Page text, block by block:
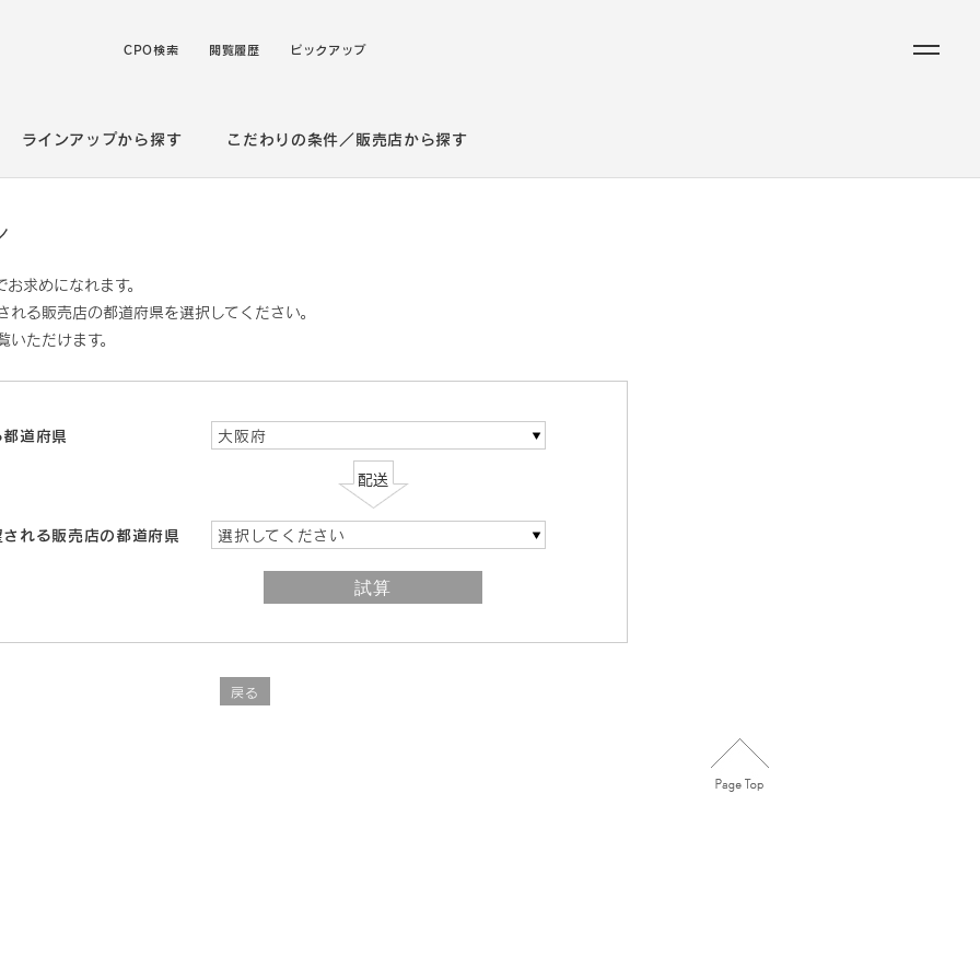
CPO検索 閲覧履歴 ピックアップ
ラインアップから探す こだわりの条件／販売店から探す
求めになれます。
る販売店の都道府県を選択してください。
ただけます。
道府県 大阪府
れる販売店の都道府県 選択してください
戻る